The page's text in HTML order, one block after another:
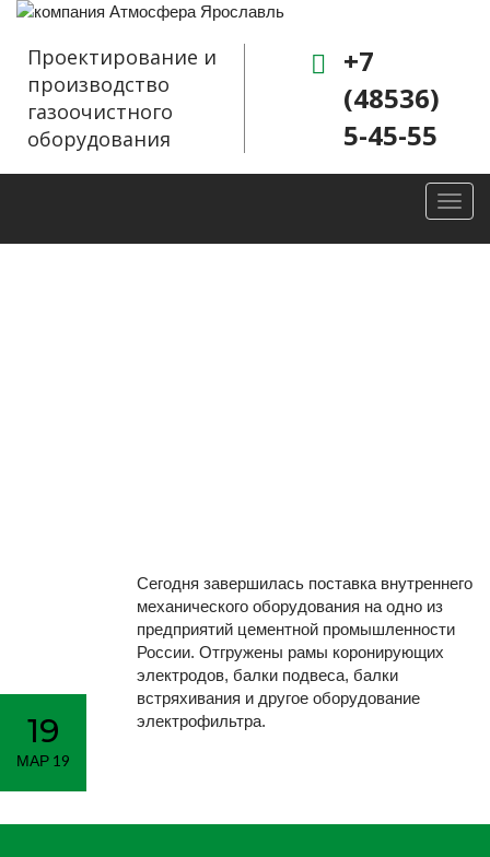
Проектирование и
производство
газоочистного
оборудования
+7
(48536)
5-45-55
для
цементного
предприятия
РФ
19
МАР 19
Сегодня завершилась поставка внутреннего
механического оборудования на одно из
предприятий цементной промышленности
России. Отгружены рамы коронирующих
электродов, балки подвеса, балки
встряхивания и другое оборудование
электрофильтра.